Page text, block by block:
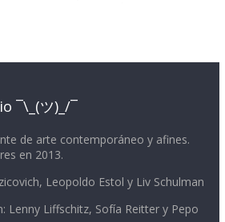
¯\_(ツ)_/¯
de arte contemporáneo y afines.
en 2013.
Leopoldo Estol y Liv Schulman
Lenny Liffschitz, Sofía Reitter y Pepo